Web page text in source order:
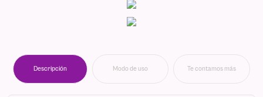
Descripción Modo de uso Te contamos más